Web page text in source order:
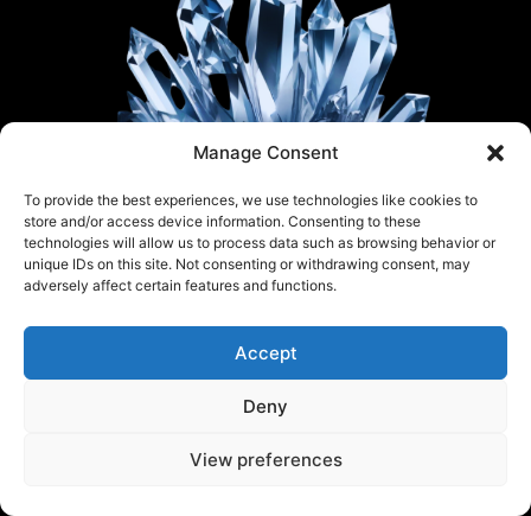
Manage Consent
To provide the best experiences, we use technologies like cookies to
store and/or access device information. Consenting to these
technologies will allow us to process data such as browsing behavior or
unique IDs on this site. Not consenting or withdrawing consent, may
adversely affect certain features and functions.
Accept
Deny
View preferences